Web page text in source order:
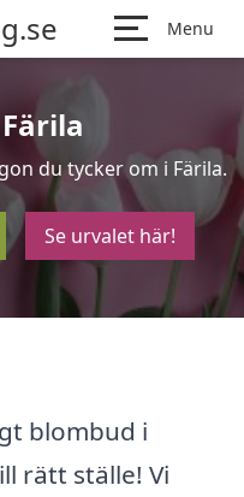
Menu
du tycker om i Färila.
Se urvalet här!
blombud i
rätt ställe! Vi